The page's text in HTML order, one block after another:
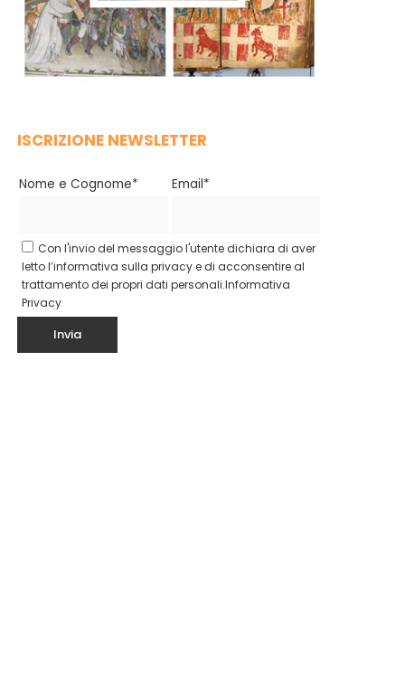
ISCRIZIONE NEWSLETTER
Nome e Cognome* Email*
Con l'invio del messaggio l'utente dichiara di aver
letto l’informativa sulla privacy e di acconsentire al
trattamento dei propri dati personali.Informativa
Privacy